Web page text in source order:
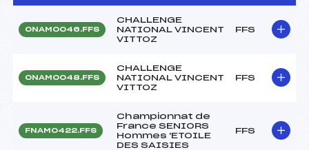
ONAM0046.FFS
CHALLENGE
NATIONAL VINCENT
VITTOZ
FFS
ONAM0048.FFS
CHALLENGE
NATIONAL VINCENT
VITTOZ
FFS
FNAM0422.FFS
Championnat de
France SENIORS
Hommes 'ETOILE
DES SAISIES
FFS